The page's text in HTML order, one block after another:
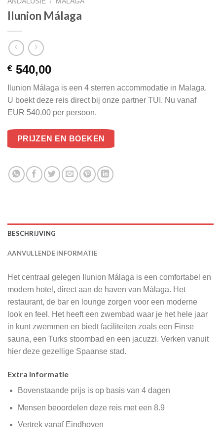
Ilunion Málaga
€ 540,00
Ilunion Málaga is een 4 sterren accommodatie in Malaga.
U boekt deze reis direct bij onze partner TUI. Nu vanaf
EUR 540.00 per persoon.
PRIJZEN EN BOEKEN
BESCHRIJVING
AANVULLENDE INFORMATIE
Het centraal gelegen Ilunion Málaga is een comfortabel en
modern hotel, direct aan de haven van Málaga. Het
restaurant, de bar en lounge zorgen voor een moderne
look en feel. Het heeft een zwembad waar je het hele jaar
in kunt zwemmen en biedt faciliteiten zoals een Finse
sauna, een Turks stoombad en een jacuzzi. Verken vanuit
hier deze gezellige Spaanse stad.
Extra informatie
Bovenstaande prijs is op basis van 4 dagen
Mensen beoordelen deze reis met een 8.9
Vertrek vanaf Eindhoven